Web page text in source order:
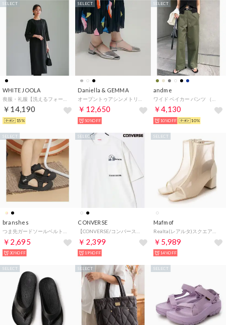
WHITE JOOLA
￥14,190
SELECT
15%
Daniella & GEMMA
￥12,650
SELECT
50%OFF
andme
￥4,130
SELECT
10%OFF 10%
branshes
￥2,695
SELECT
30%OFF
CONVERSE
￥2,399
SELECT
19%OFF
Mafmof
￥5,989
SELECT
14%OFF
SELECT SELECT SELECT